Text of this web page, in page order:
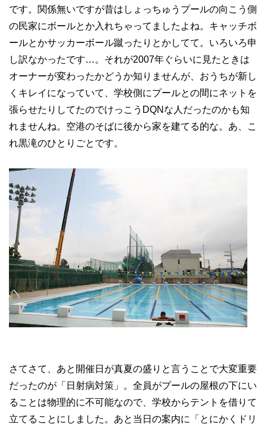
です。関係無いですが昔はしょっちゅうプールの向こう側
の民家にボールとか入れちゃってましたよね。キャッチボ
ールとかサッカーボール蹴ったりとかしてて。いろいろ申
し訳なかったです…。それが2007年ぐらいに見たときは
オーナーが変わったかどうか知りませんが、おうちが新し
くキレイになっていて、学校側にプールとの間にネットを
張らせたりしてたのでけっこうDQNな人だったのかも知
れませんね。空港のそばに後から家を建てる的な。あ、こ
れ黒滝のひとりごとです。
さてさて、あと開催日が真夏の盛りと言うことで大変重要
だったのが「日射病対策」。全員がプールの屋根の下にい
ることは物理的に不可能なので、学校からテントを借りて
立てることにしました。あと当日の案内に「とにかくドリ